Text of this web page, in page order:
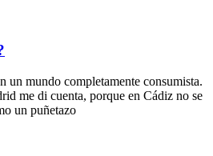
un mundo completamente consumista.
me di cuenta, porque en Cádiz no se
un puñetazo